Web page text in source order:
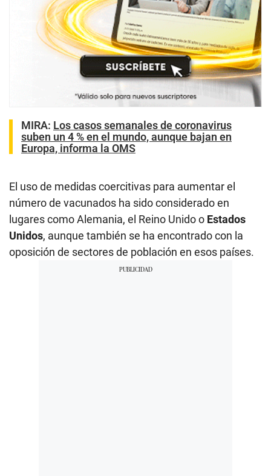
MIRA: Los casos semanales de coronavirus
suben un 4 % en el mundo, aunque bajan en
Europa, informa la OMS
El uso de medidas coercitivas para aumentar el
número de vacunados ha sido considerado en
lugares como Alemania, el Reino Unido o Estados
Unidos, aunque también se ha encontrado con la
oposición de sectores de población en esos países.